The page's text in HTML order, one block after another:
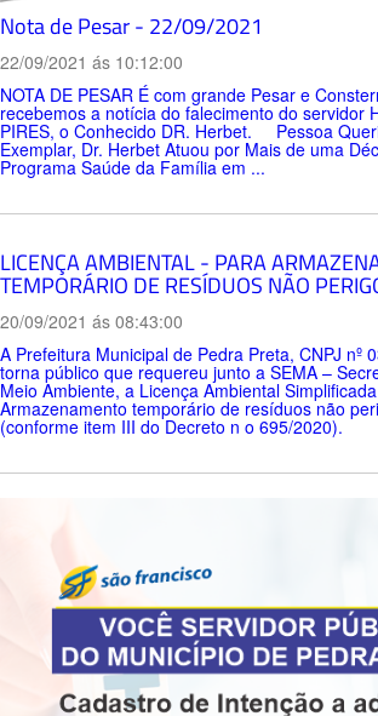
Nota de Pesar - 22/09/2021
22/09/2021 ás 10:12:00
NOTA DE PESAR É com grande Pesar e
recebemos a notícia do falecimento do servidor
PIRES, o Conhecido DR. Herbet. Pessoa
Exemplar, Dr. Herbet Atuou por Mais de uma
Programa Saúde da Família em ...
LICENÇA AMBIENTAL - PARA
TEMPORÁRIO DE RESÍDUOS NÃO
20/09/2021 ás 08:43:00
A Prefeitura Municipal de Pedra Preta, CNPJ nº
torna público que requereu junto a SEMA –
Meio Ambiente, a Licença Ambiental
Armazenamento temporário de resíduos não
(conforme item III do Decreto n o 695/2020).